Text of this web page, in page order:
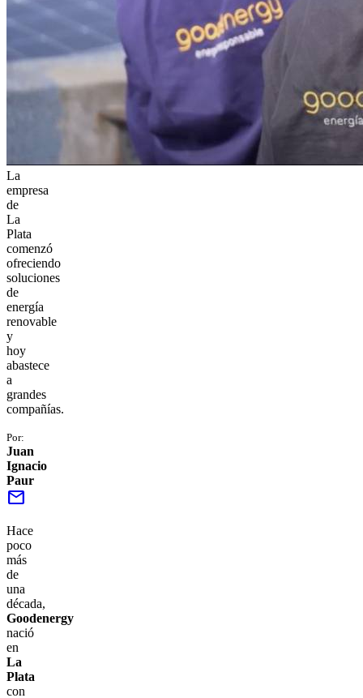
La
empresa
de
La
Plata
comenzó
ofreciendo
soluciones
de
energía
renovable
y
hoy
abastece
a
grandes
compañías.
Por:
Juan
Ignacio
Paur
mail
Hace
poco
más
de
una
década,
Goodenergy
nació
en
La
Plata
con